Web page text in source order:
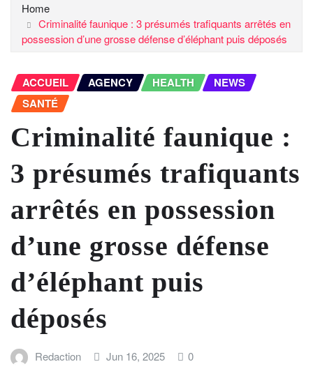
Home
Criminalité faunique : 3 présumés trafiquants arrêtés en
possession d’une grosse défense d’éléphant puis déposés
ACCUEIL AGENCY HEALTH
NEWS
SANTÉ
Criminalité faunique :
3 présumés trafiquants
arrêtés en possession
d’une grosse défense
d’éléphant puis
déposés
Redaction Jun 16, 2025 0